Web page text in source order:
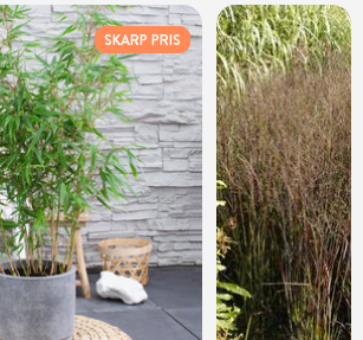
SKARP PRIS